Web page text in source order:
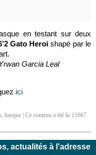
en testant sur deux
Gato Heroi shapé par le
Garcia Leal
ici
, basque | Ce contenu a été lu 11667
actualités à l'adresse